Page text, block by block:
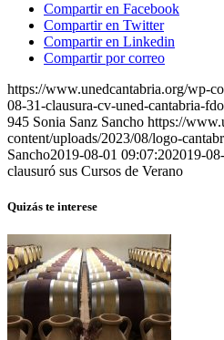
Compartir en Facebook
Compartir en Twitter
Compartir en Linkedin
Compartir por correo
https://www.unedcantabria.org/wp-
08-31-clausura-cv-uned-cantabria-
945 Sonia Sanz Sancho https://
content/uploads/2023/08/logo-
Sancho2019-08-01 09:07:202019-
clausuró sus Cursos de Verano
Quizás te interese